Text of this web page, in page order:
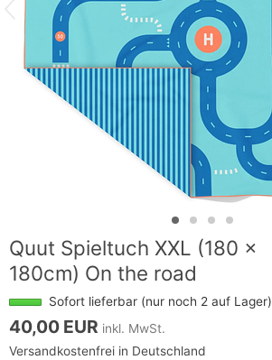
Quut Spieltuch XXL (180 x
180cm) On the road
Sofort lieferbar (nur noch 2 auf Lager)
40,00 EUR inkl. MwSt.
Versandkostenfrei in Deutschland